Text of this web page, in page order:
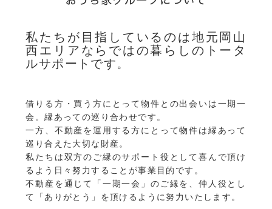
私たちが目指しているのは地元岡山
西エリアならではの暮らしのトータ
ルサポートです。
借りる方・買う方にとって物件との出会いは一期一
会。縁あっての巡り合わせです。
一方、不動産を運用する方にとって物件は縁あって
巡り合えた大切な財産。
私たちは双方のご縁のサポート役として喜んで頂け
るよう日々努力することが事業目的です。
不動産を通じて「一期一会」のご縁を、仲人役とし
て「ありがとう」を頂けるように努力いたします。